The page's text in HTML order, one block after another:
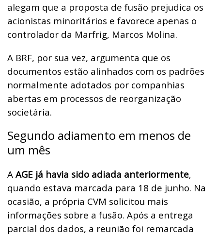
alegam que a proposta de fusão prejudica os
acionistas minoritários e favorece apenas o
controlador da Marfrig, Marcos Molina.
A BRF, por sua vez, argumenta que os
documentos estão alinhados com os padrões
normalmente adotados por companhias
abertas em processos de reorganização
societária.
Segundo adiamento em menos de
um mês
A AGE já havia sido adiada anteriormente,
quando estava marcada para 18 de junho. Na
ocasião, a própria CVM solicitou mais
informações sobre a fusão. Após a entrega
parcial dos dados, a reunião foi remarcada